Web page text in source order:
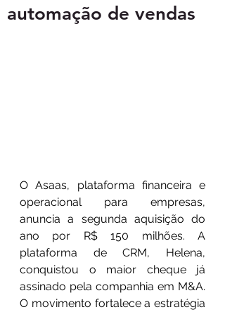
automação de vendas
O Asaas, plataforma financeira e
operacional para empresas,
anuncia a segunda aquisição do
ano por R$ 150 milhões. A
plataforma de CRM, Helena,
conquistou o maior cheque já
assinado pela companhia em M&A.
O movimento fortalece a estratégia